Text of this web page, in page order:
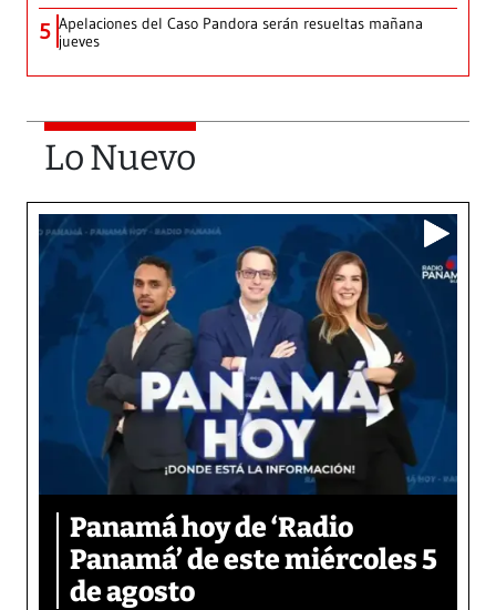
5 Apelaciones del Caso Pandora serán resueltas mañana
jueves
Lo Nuevo
Panamá hoy de ‘Radio
Panamá’ de este miércoles 5
de agosto